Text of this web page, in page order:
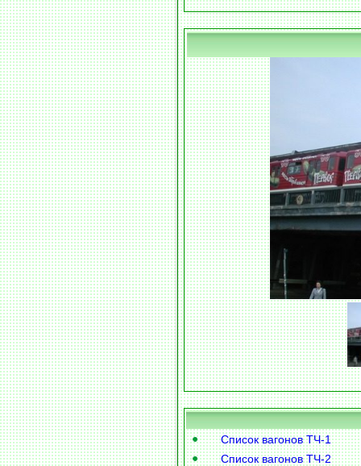
Список вагонов ТЧ-1
Список вагонов ТЧ-2